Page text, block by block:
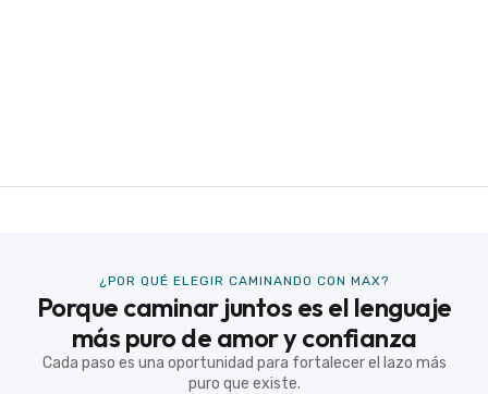
¿POR QUÉ ELEGIR CAMINANDO CON MAX?
Porque caminar juntos es el lenguaje
más puro de amor y confianza
Cada paso es una oportunidad para fortalecer el lazo más
puro que existe.